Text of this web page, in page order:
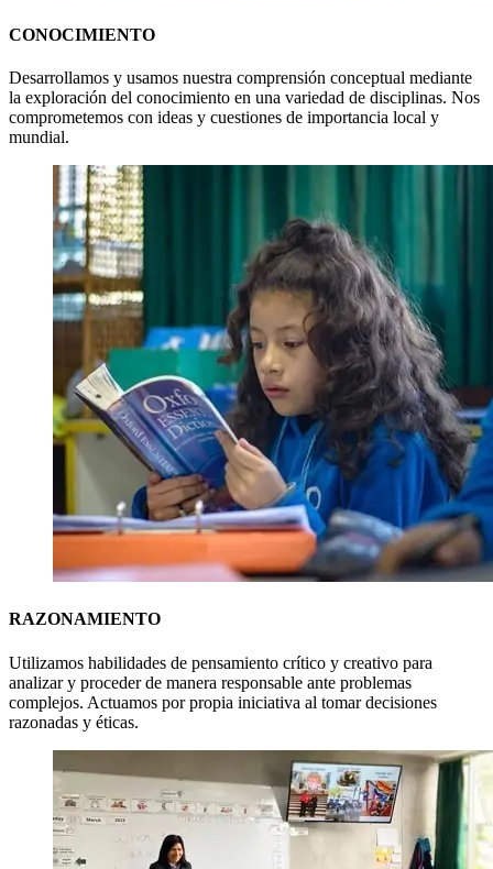
CONOCIMIENTO
Desarrollamos y usamos nuestra comprensión conceptual mediante
la exploración del conocimiento en una variedad de disciplinas. Nos
comprometemos con ideas y cuestiones de importancia local y
mundial.
RAZONAMIENTO
Utilizamos habilidades de pensamiento crítico y creativo para
analizar y proceder de manera responsable ante problemas
complejos. Actuamos por propia iniciativa al tomar decisiones
razonadas y éticas.